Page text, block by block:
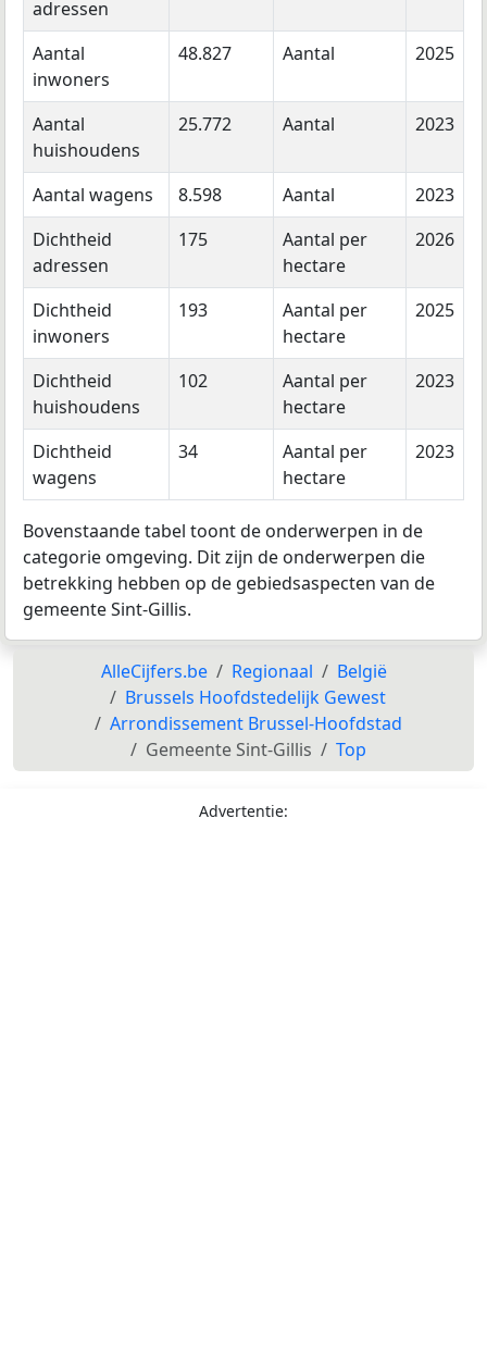
adressen
Aantal
inwoners
48.827 Aantal 2025
Aantal
huishoudens
25.772 Aantal 2023
Aantal wagens 8.598 Aantal
2023
Dichtheid
adressen
175
Aantal per
hectare
2026
Dichtheid
inwoners
193
Aantal per
hectare
2025
Dichtheid
huishoudens
102
Aantal per
hectare
2023
Dichtheid
wagens
34
Aantal per
hectare
2023
Bovenstaande tabel toont de onderwerpen in de
categorie omgeving. Dit zijn de onderwerpen die
betrekking hebben op de gebiedsaspecten van de
gemeente Sint-Gillis.
AlleCijfers.be Regionaal
België
Brussels Hoofdstedelijk Gewest
Arrondissement Brussel-Hoofdstad
Gemeente Sint-Gillis
Top
Advertentie: